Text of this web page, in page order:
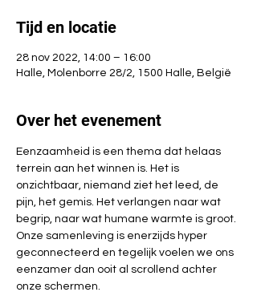
Tijd en locatie
28 nov 2022, 14:00 – 16:00
Halle, Molenborre 28/2, 1500 Halle, België
Over het evenement
Eenzaamheid is een thema dat helaas
terrein aan het winnen is. Het is
onzichtbaar, niemand ziet het leed, de
pijn, het gemis. Het verlangen naar wat
begrip, naar wat humane warmte is groot.
Onze samenleving is enerzijds hyper
geconnecteerd en tegelijk voelen we ons
eenzamer dan ooit al scrollend achter
onze schermen.